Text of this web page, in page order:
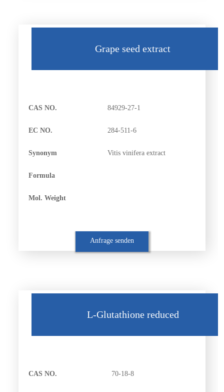
Grape seed extract
CAS NO. 84929-27-1
EC NO. 284-511-6
Synonym Vitis vinifera extract
Formula
Mol. Weight
Anfrage senden
L-Glutathione reduced
CAS NO. 70-18-8